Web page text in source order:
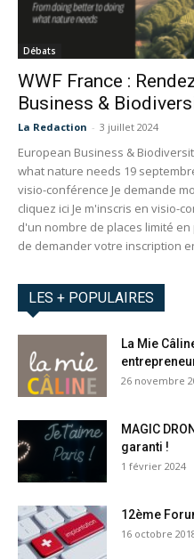
Débats
WWF France :
Business &
La Redaction - 3 juillet 2024
European Business &
what nature needs 19
visio-conférence Je demande
cliquez ici Je m'inscris en visio-
d'un nombre de places limité
de demander votre inscription
LES + POPULAIRES
La Mie
26 novembre
MAGIC
garanti !
1 février 2024
12ème
16 octobre